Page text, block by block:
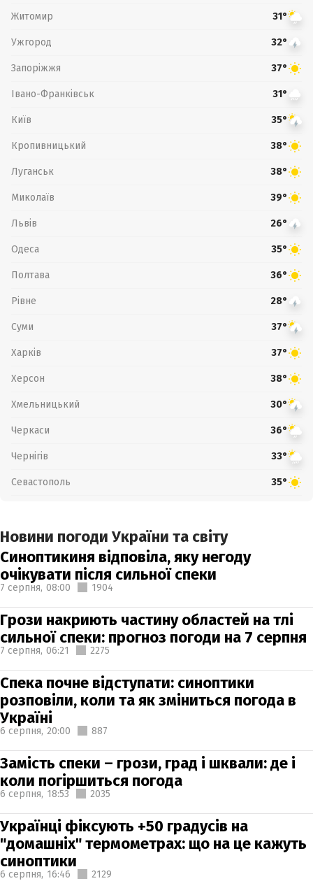
Житомир 31°
Ужгород 32°
Запоріжжя 37°
Івано-Франківськ 31°
Київ 35°
Кропивницький 38°
Луганськ 38°
Миколаїв 39°
Львів 26°
Одеса 35°
Полтава 36°
Рівне 28°
Суми 37°
Харків 37°
Херсон 38°
Хмельницький 30°
Черкаси 36°
Чернігів 33°
Севастополь 35°
Новини погоди України та світу
Синоптикиня відповіла, яку негоду
очікувати після сильної спеки
7 серпня, 08:00 1904
Грози накриють частину областей на тлі
сильної спеки: прогноз погоди на 7 серпня
7 серпня, 06:21 2275
Спека почне відступати: синоптики
розповіли, коли та як зміниться погода в
Україні
6 серпня, 20:00 887
Замість спеки – грози, град і шквали: де і
коли погіршиться погода
6 серпня, 18:53 2035
Українці фіксують +50 градусів на
"домашніх" термометрах: що на це кажуть
синоптики
6 серпня, 16:46 2129